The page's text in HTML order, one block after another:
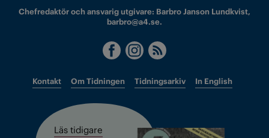
Chefredaktör och ansvarig utgivare: Barbro Janson Lundkvist,
barbro@a4.se.
Kontakt Om Tidningen Tidningsarkiv In English
Läs tidigare